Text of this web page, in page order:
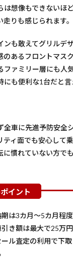
は想像もできないほ
りも感じられます。
ンも敢えてグリルデ
のあるフロントマス
ファミリー層にも人
にも便利な1台だと言
全車に先進予防安全
ティ面でも安心して
に慣れていない方で
は3カ月～5カ月程度
き額は最大で25万
ル査定の利用で下